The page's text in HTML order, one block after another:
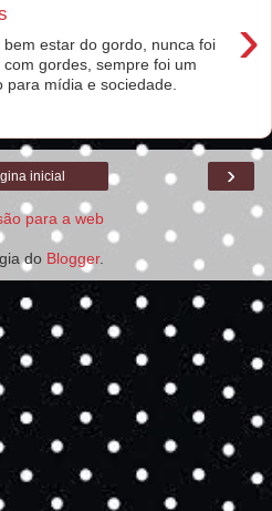
›
estar do gordo, nunca foi
gordes, sempre foi um
para mídia e sociedade.
›
inicial
para a web
do Blogger.